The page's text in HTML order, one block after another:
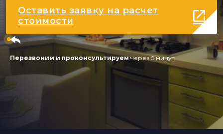
Оставить заявку на расчет
стоимости
Перезвоним и проконсультируемчерез 5 минут